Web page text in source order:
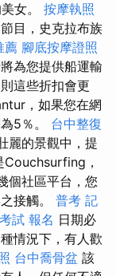
女。 按摩執照
目，史克拉布族
薦 腳底按摩證照
為您提供船運輸
這些折扣會更
，如果您在網
5％。 台中整復
麗的景觀中，提
Couchsurfing，
個社區平台，您
接觸。 普考 記
試 報名 日期必
情況下，有人歡
台中喬骨盆 該